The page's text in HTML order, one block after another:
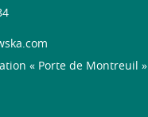
« Porte de Montreuil »